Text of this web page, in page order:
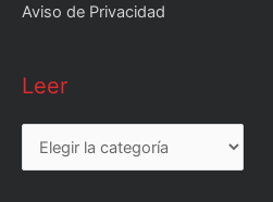
Aviso de Privacidad
Leer
Leer